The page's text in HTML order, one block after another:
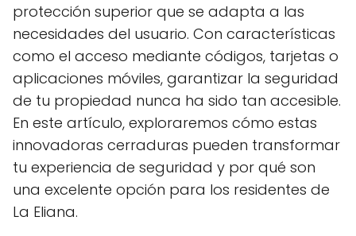
protección superior que se adapta a las
necesidades del usuario. Con características
como el acceso mediante códigos, tarjetas o
aplicaciones móviles, garantizar la seguridad
de tu propiedad nunca ha sido tan accesible.
En este artículo, exploraremos cómo estas
innovadoras cerraduras pueden transformar
tu experiencia de seguridad y por qué son
una excelente opción para los residentes de
La Eliana.